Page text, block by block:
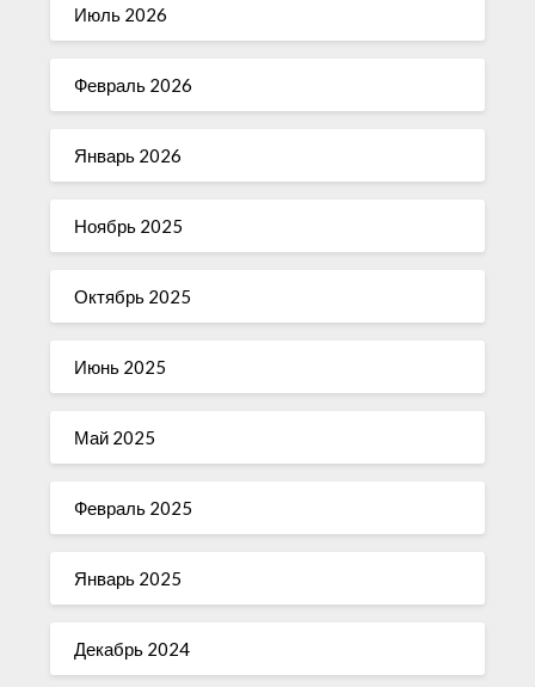
Июль 2026
Февраль 2026
Январь 2026
Ноябрь 2025
Октябрь 2025
Июнь 2025
Май 2025
Февраль 2025
Январь 2025
Декабрь 2024